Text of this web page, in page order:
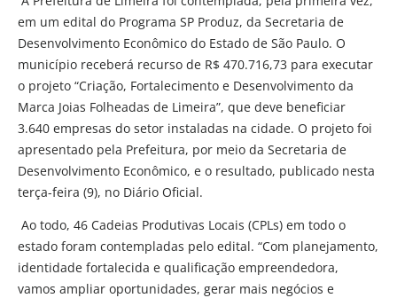
em um edital do Programa SP Produz, da Secretaria de
Desenvolvimento Econômico do Estado de São Paulo. O
município receberá recurso de R$ 470.716,73 para executar
o projeto “Criação, Fortalecimento e Desenvolvimento da
Marca Joias Folheadas de Limeira”, que deve beneficiar
3.640 empresas do setor instaladas na cidade. O projeto foi
apresentado pela Prefeitura, por meio da Secretaria de
Desenvolvimento Econômico, e o resultado, publicado nesta
terça-feira (9), no Diário Oficial.
Ao todo, 46 Cadeias Produtivas Locais (CPLs) em todo o
estado foram contempladas pelo edital. “Com planejamento,
identidade fortalecida e qualificação empreendedora,
vamos ampliar oportunidades, gerar mais negócios e